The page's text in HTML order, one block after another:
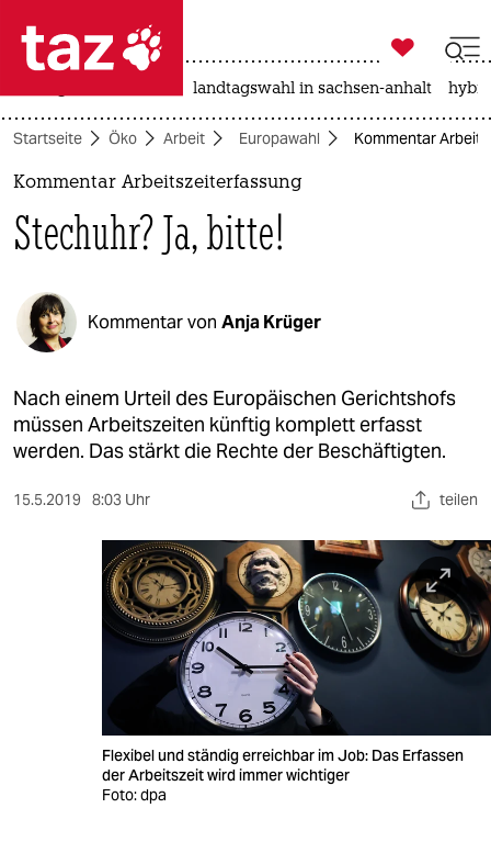
 taz zahl ich
taz zahl ich
politik
öko
gesellschaft
kultur
sport
berlin
veranstaltungen

taz zahl ich
landtagswahl in sachsen-anhalt
Startseite Öko Arbeit Europawahl Kommentar
Kommentar Arbeitszeiterfassung
Stechuhr? Ja, bitte!
Kommentar von Anja Krüger
Nach einem Urteil des Europäischen Gerichtshofs
müssen Arbeitszeiten künftig komplett erfasst
werden. Das stärkt die Rechte der Beschäftigten.
15.5.2019 8:03 Uhr teilen
Flexibel und ständig erreichbar im Job: Das Erfassen
der Arbeitszeit wird immer wichtiger
Foto: dpa